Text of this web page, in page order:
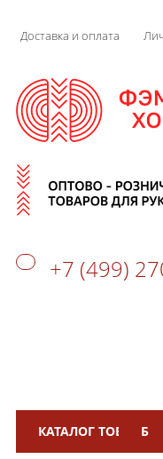
Доставка и оплата
+7 (499)
КАТАЛОГ ТОВАРОВ